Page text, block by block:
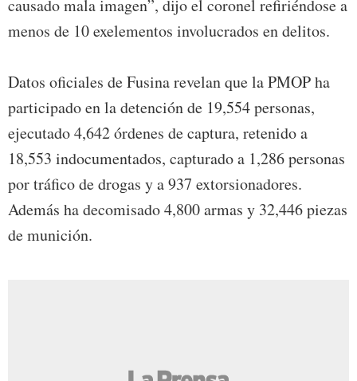
causado mala imagen”, dijo el coronel refiriéndose a
menos de 10 exelementos involucrados en delitos.
Datos oficiales de Fusina revelan que la PMOP ha
participado en la detención de 19,554 personas,
ejecutado 4,642 órdenes de captura, retenido a
18,553 indocumentados, capturado a 1,286 personas
por tráfico de drogas y a 937 extorsionadores.
Además ha decomisado 4,800 armas y 32,446 piezas
de munición.